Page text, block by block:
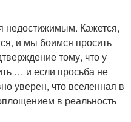
недостижимым. Кажется,
и мы боимся просить
тому, что у
… и если просьба не
уверен, что вселенная в
в реальность